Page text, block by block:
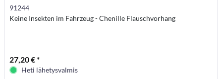
91244
Keine Insekten im Fahrzeug - Chenille Flauschvorhang
27,20 € *
Heti lähetysvalmis